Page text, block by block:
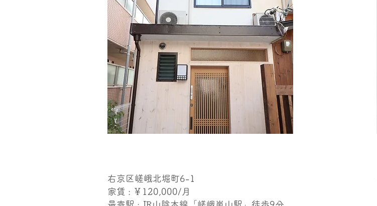
右京区嵯峨北堀町6-1
家賃 : ￥120,000​/月